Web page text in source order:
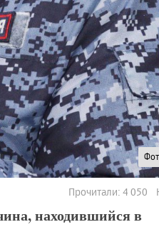
Прочитали: 4 050
находившийся в